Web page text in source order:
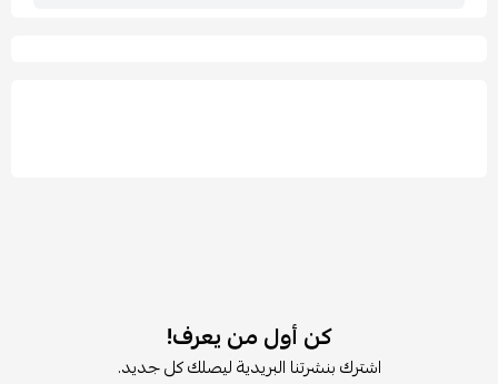
كن أول من يعرف!
اشترك بنشرتنا البريدية ليصلك كل جديد.